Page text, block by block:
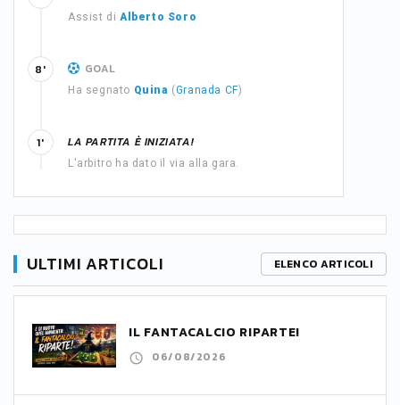
Assist di Alberto Soro
GOAL
Ha segnato Quina (Granada CF)
8'
LA PARTITA È INIZIATA!
L'arbitro ha dato il via alla gara.
1'
ULTIMI ARTICOLI ELENCO ARTICOLI
IL FANTACALCIO RIPARTE!
06/08/2026